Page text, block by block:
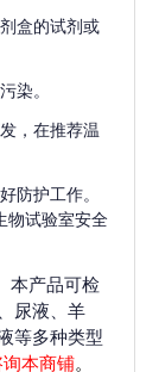
盒的试剂或
染。
，在推荐温
防护工作。
物试验室安全
本产品可检
尿液、羊
等多种类型
本商铺。